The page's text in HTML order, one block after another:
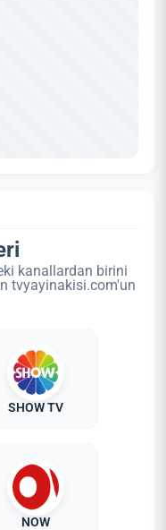
kanallardan birini
tvyayinakisi.com'un
SHOW TV
NOW